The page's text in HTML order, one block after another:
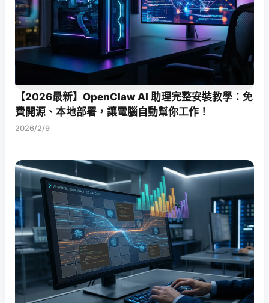
【2026最新】OpenClaw AI 助理完整安裝教學：免
費開源、本地部署，讓電腦自動幫你工作！
2026/2/9